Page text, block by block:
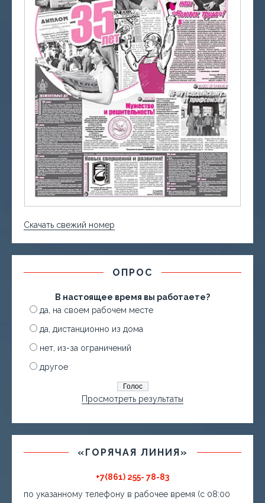
Скачать свежий номер
ОПРОС
В настоящее время вы работаете?
да, на своем рабочем месте
да, дистанционно из дома
нет, из-за ограничений
другое
Просмотреть результаты
«ГОРЯЧАЯ ЛИНИЯ»
+7(861) 255- 78-83
по указанному телефону в рабочее время (с 08:00